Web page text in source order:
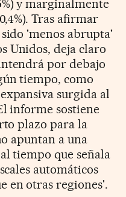
y marginalmente
Tras afirmar
'menos abrupta'
Unidos, deja claro
por debajo
tiempo, como
surgida al
informe sostiene
plazo para la
apuntan a una
tiempo que señala
automáticos
en otras regiones'.